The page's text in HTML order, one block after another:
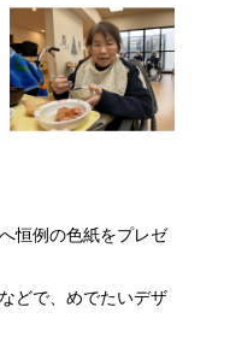
恒例の色紙をプレゼ
どで、めでたいデザ